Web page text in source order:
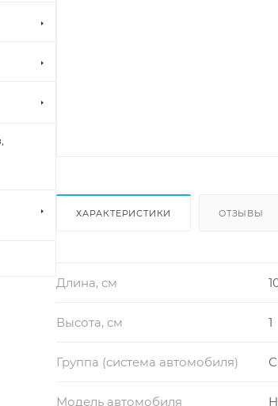
ХАРАКТЕРИСТИКИ ОТЗЫВЫ
Длина, см
Высота, см 1
Группа (система автомобиля)
Модель автомобиля